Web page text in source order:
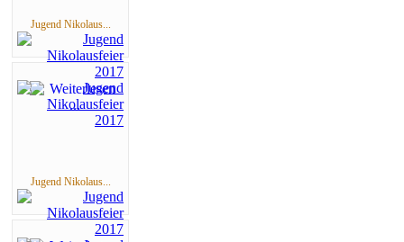
Jugend Nikolaus...
Jugend Nikolaus...